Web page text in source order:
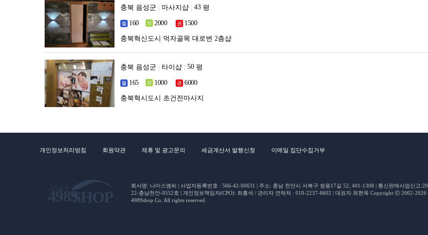
충북 음성군 마사지샵 평
충북혁신도시 먹자골목 대로변 2층샵
충북 음성군 타이샵 평
충북혁시도시 초건전마사지
개인정보처리방침 회원약관 제휴 및 광고문의 세금계산서 발행신청 이메일 집단수집거부
회사명: 나이스엠씨 | 사업자등록번호 : 566-42-00631 | 주소: 충남 천안시 서북구 쌍용17길 52, 401-1308 | 통신판매사업신고:20
22-충남천안-0552호 | 개인정보책임자(CPO): 최홍석 / 관리자 연락처 : 010-2237-8602 | 대표자 최현욱 Copyright ⓒ 2002-2026
4989shop Co. All rights reserved.